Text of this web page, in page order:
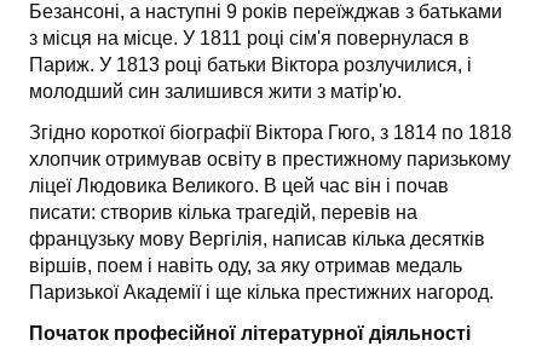
Безансоні, а наступні 9 років переїжджав з батьками
з місця на місце. У 1811 році сім'я повернулася в
Париж. У 1813 році батьки Віктора розлучилися, і
молодший син залишився жити з матір'ю.
Згідно короткої біографії Віктора Гюго, з 1814 по 1818
хлопчик отримував освіту в престижному паризькому
ліцеї Людовика Великого. В цей час він і почав
писати: створив кілька трагедій, перевів на
французьку мову Вергілія, написав кілька десятків
віршів, поем і навіть оду, за яку отримав медаль
Паризької Академії і ще кілька престижних нагород.
Початок професійної літературної діяльності